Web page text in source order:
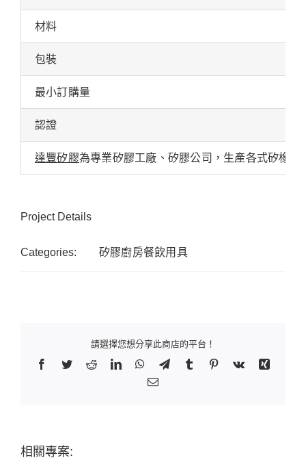
材料
包裝
最小訂購量
認證
達豐矽膠為專業矽膠工廠、矽膠公司，生產各式矽橡
Project Details
Categories: 矽膠廚房餐飲用具
請選擇您想分享此商店的平台！
Facebook
TwitterRedditLinkedInWhatsApp
TelegramTumblr Pinterest
Vk
Xing
Email:
相關專案: